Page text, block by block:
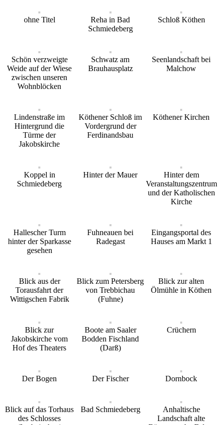
ohne Titel
Reha in Bad
Schmiedeberg
Schloß Köthen
Schön verzweigte
Weide auf der Wiese
zwischen unseren
Wohnblöcken
Schwatz am
Brauhausplatz
Seenlandschaft bei
Malchow
Lindenstraße im
Hintergrund die
Türme der
Jakobskirche
Köthener Schloß im
Vordergrund der
Ferdinandsbau
Köthener Kirchen
Koppel in
Schmiedeberg
Hinter der Mauer
Hinter dem
Veranstaltungszentrum
und der Katholischen
Kirche
Hallescher Turm
hinter der Sparkasse
gesehen
Fuhneauen bei
Radegast
Eingangsportal des
Hauses am Markt 1
Blick aus der
Torausfahrt der
Wittigschen Fabrik
Blick zum Petersberg
von Trebbichau
(Fuhne)
Blick zur alten
Ölmühle in Köthen
Blick zur
Jakobskirche vom
Hof des Theaters
Boote am Saaler
Bodden Fischland
(Darß)
Crüchern
Der Bogen Der Fischer Dornbock
Blick auf das Torhaus
des Schlosses
Bad Schmiedeberg
Anhaltische
Landschaft alte